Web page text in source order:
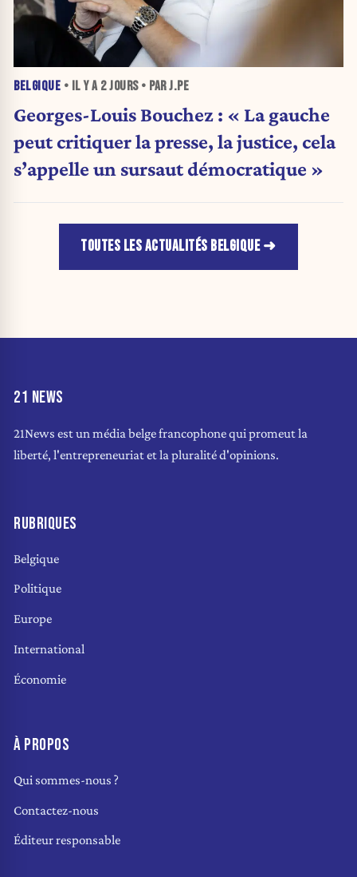
BELGIQUE • IL Y A 2 JOURS• PAR J.PE
Georges-Louis Bouchez : « La gauche
peut critiquer la presse, la justice, cela
s’appelle un sursaut démocratique »
TOUTES LES ACTUALITÉS BELGIQUE
21 NEWS
21News est un média belge francophone qui promeut la
liberté, l'entrepreneuriat et la pluralité d'opinions.
RUBRIQUES
Belgique
Politique
Europe
International
Économie
À PROPOS
Qui sommes-nous ?
Contactez-nous
Éditeur responsable